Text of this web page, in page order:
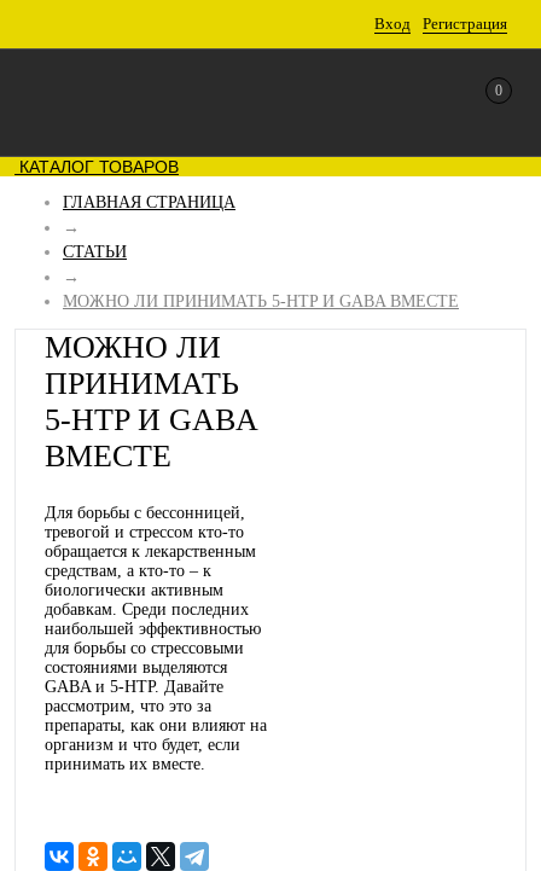
Вход Регистрация
0
КАТАЛОГ ТОВАРОВ
ГЛАВНАЯ СТРАНИЦА
→
СТАТЬИ
→
МОЖНО ЛИ ПРИНИМАТЬ 5-HTP И GABA ВМЕСТЕ
МОЖНО ЛИ
ПРИНИМАТЬ
5-HTP И GABA
ВМЕСТЕ
Для борьбы с бессонницей,
тревогой и стрессом кто-то
обращается к лекарственным
средствам, а кто-то – к
биологически активным
добавкам. Среди последних
наибольшей эффективностью
для борьбы со стрессовыми
состояниями выделяются
GABA и 5-HTP. Давайте
рассмотрим, что это за
препараты, как они влияют на
организм и что будет, если
принимать их вместе.